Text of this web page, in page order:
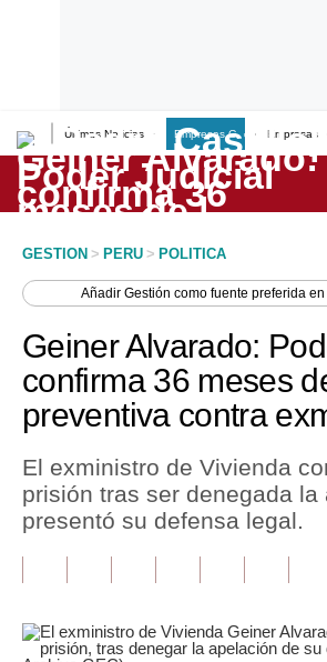
Últimas Noticias Empresas G Empresas
Lo último
Peru Quiosco
Economía
Mercados
Política
Tu Dinero
Finanzas Personales
Inmobiliarias
GESTION > PERU > POLITICA
AñadirGestión como fuente preferida en
Geiner Alvarado:
confirma 36 meses
preventiva contra
El exministro de Vivienda
prisión tras ser denegada la
presentó su defensa legal.